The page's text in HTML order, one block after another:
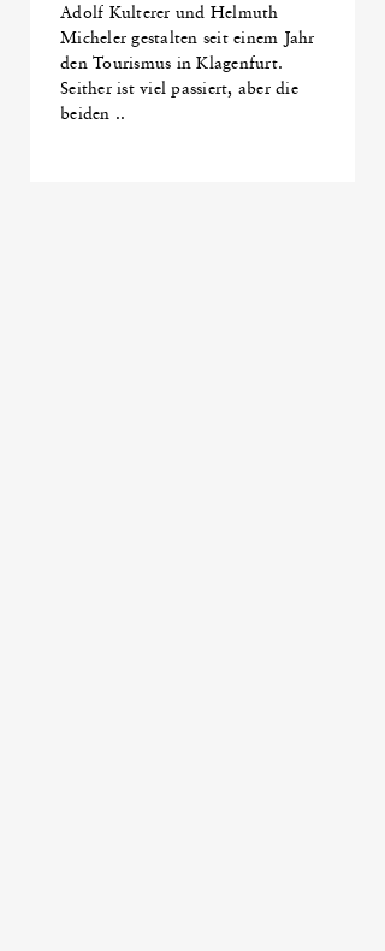
Adolf Kulterer und Helmuth
Micheler gestalten seit einem Jahr
den Tourismus in Klagenfurt.
Seither ist viel passiert, aber die
beiden ..